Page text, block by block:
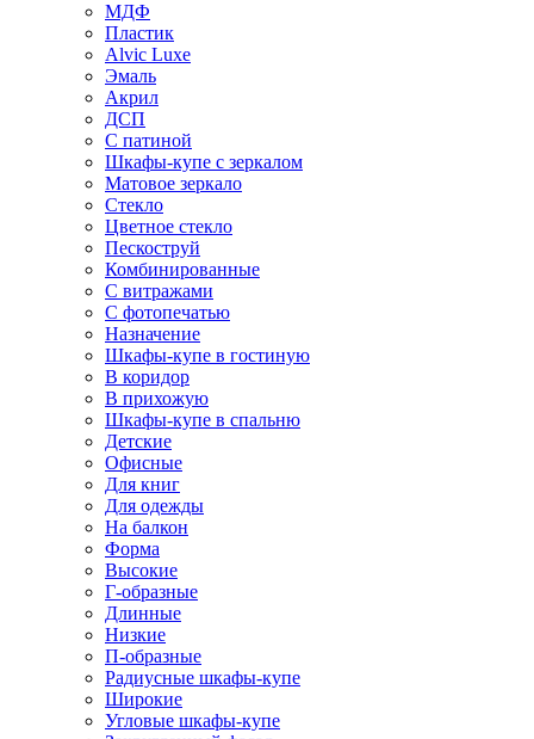
МДФ
Пластик
Alvic Luxe
Эмаль
Акрил
ДСП
С патиной
Шкафы-купе с зеркалом
Матовое зеркало
Стекло
Цветное стекло
Пескоструй
Комбинированные
С витражами
С фотопечатью
Назначение
Шкафы-купе в гостиную
В коридор
В прихожую
Шкафы-купе в спальню
Детские
Офисные
Для книг
Для одежды
На балкон
Форма
Высокие
Г-образные
Длинные
Низкие
П-образные
Радиусные шкафы-купе
Широкие
Угловые шкафы-купе